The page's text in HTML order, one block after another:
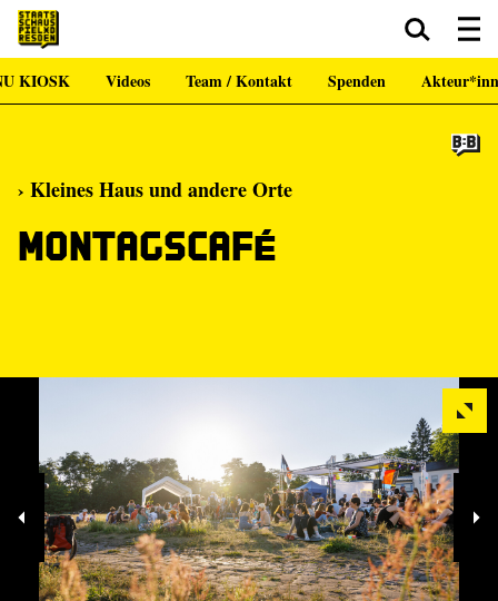
Zum Hauptinhalt springen Zum Footer springen
KIOSK Videos Team / Kontakt Spenden
› Kleines Haus und andere Orte
Montagscafé